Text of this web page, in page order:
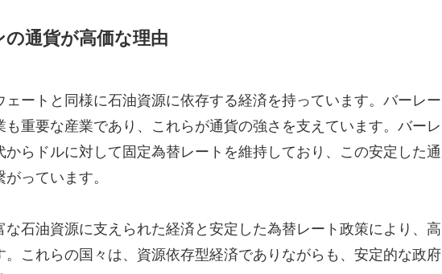
通貨が高価な理由
ートと同様に石油資源に依存する経済を持っています。バーレー
重要な産業であり、これらが通貨の強さを支えています。バーレ
からドルに対して固定為替レートを維持しており、この安定した通
っています。
石油資源に支えられた経済と安定した為替レート政策により、高
これらの国々は、資源依存型経済でありながらも、安定的な政府